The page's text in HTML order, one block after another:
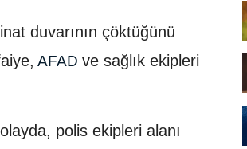
duvarının çöktüğünü
AFAD ve sağlık ekipleri
polis ekipleri alanı